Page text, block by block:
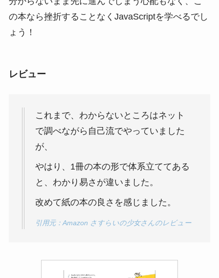
の本なら挫折することなくJavaScriptを学べるでし
ょう！
レビュー
これまで、わからないところはネット
で調べながら自己流でやっていました
が、
やはり、1冊の本の形で体系立ててある
と、わかり易さが違いました。
改めて紙の本の良さを感じました。
引用元：Amazon さすらいの少女さんのレビュー